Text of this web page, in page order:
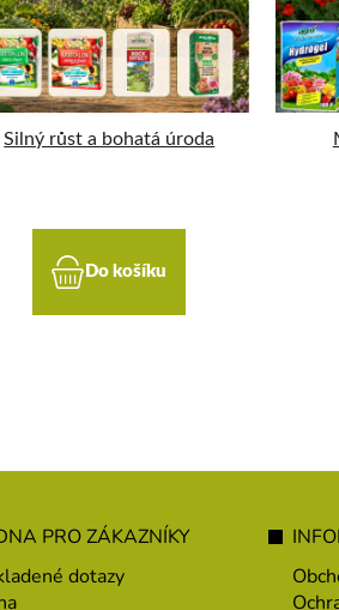
Silný růst a bohatá úroda
Do košíku
PRO ZÁKAZNÍKY
dotazy